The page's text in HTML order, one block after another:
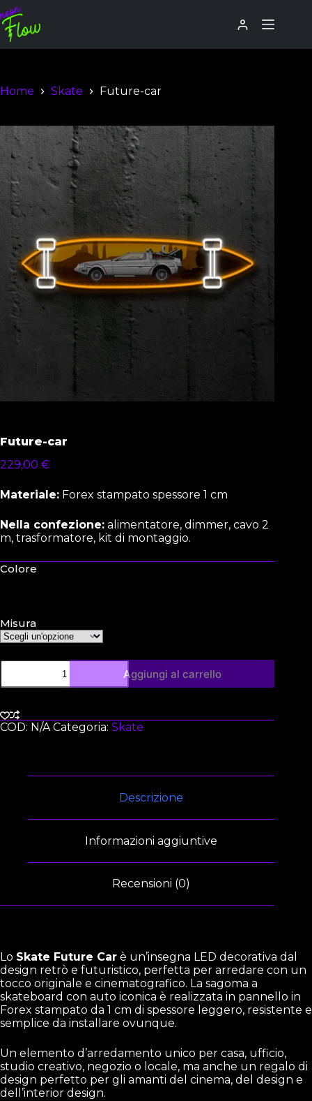
Home Skate Future-car
Future-car
229,00 €
Materiale: Forex stampato spessore 1 cm
Nella confezione: alimentatore, dimmer, cavo 2
m, trasformatore, kit di montaggio.
Colore
Misura
Aggiungi al carrello
COD: N/A Categoria: Skate
Descrizione
Informazioni aggiuntive
Recensioni (0)
Lo Skate Future Car è un’insegna LED decorativa dal
design retrò e futuristico, perfetta per arredare con un
tocco originale e cinematografico. La sagoma a
skateboard con auto iconica è realizzata in pannello in
Forex stampato da 1 cm di spessore leggero, resistente e
semplice da installare ovunque.
Un elemento d’arredamento unico per casa, ufficio,
studio creativo, negozio o locale, ma anche un regalo di
design perfetto per gli amanti del cinema, del design e
dell’interior design.